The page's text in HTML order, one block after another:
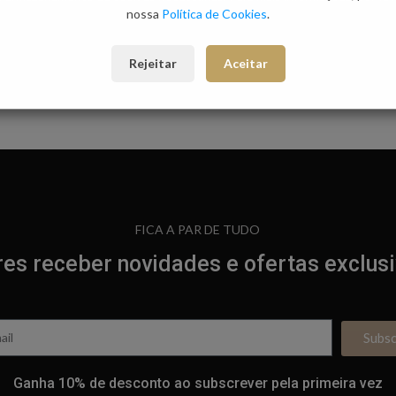
FICA A PAR DE TUDO
receber novidades e ofertas
Ganha 10% de desconto ao subscrever pela primeira vez
nossa Política de Cookies.
Rejeitar Aceitar